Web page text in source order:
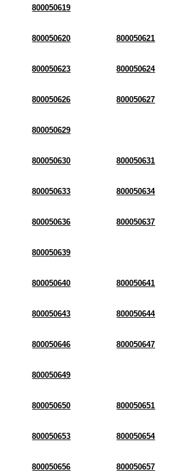
800050619
800050620 800050621
800050623 800050624
800050626 800050627
800050629
800050630 800050631
800050633 800050634
800050636 800050637
800050639
800050640 800050641
800050643 800050644
800050646 800050647
800050649
800050650 800050651
800050653 800050654
800050656 800050657